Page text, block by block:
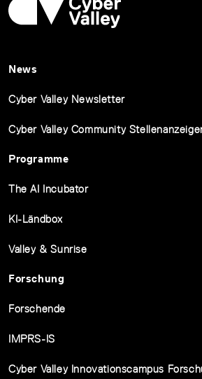
News
Cyber Valley Newsletter
Cyber Valley Community
Programme
The AI Incubator
KI-Ländbox
Valley & Sunrise
Forschung
Forschende
IMPRS-IS
Cyber Valley Innovationscampus